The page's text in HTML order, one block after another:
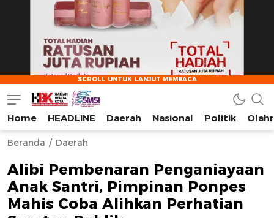
HarianBeritaKota
Mengabarkan Setiap Detil, Sudut, dan Cerita Kota
Home HEADLINE Daerah Nasional Politik
Beranda Daerah
Alibi Pembenaran Penganiayaan
Anak Santri, Pimpinan Ponpes
Mahis Coba Alihkan Perhatian